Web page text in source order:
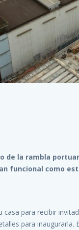
de la rambla
funcional como
para recibir
para